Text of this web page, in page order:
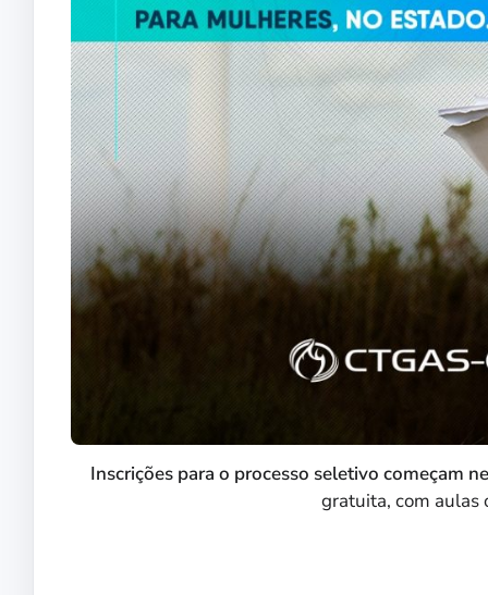
Inscrições para o processo seletivo começam
gratuita, com aulas